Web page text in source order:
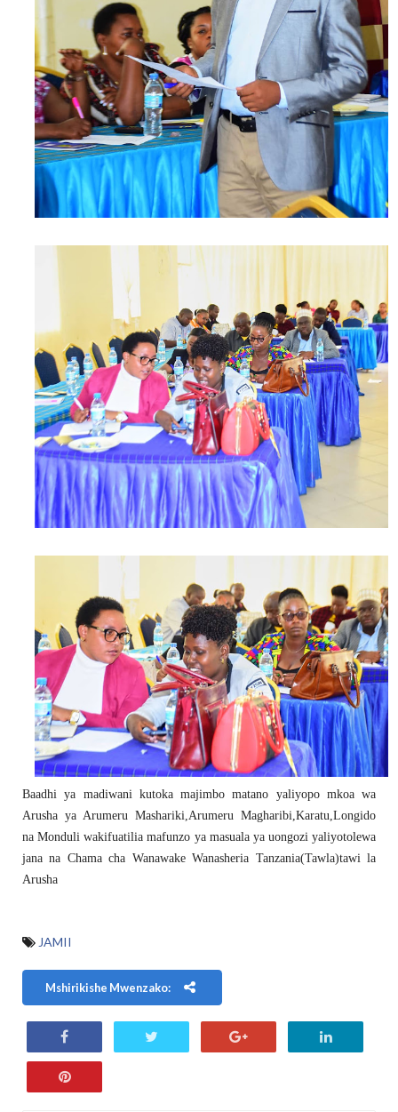
Baadhi ya madiwani kutoka majimbo matano yaliyopo mkoa wa
Arusha ya Arumeru Mashariki,Arumeru Magharibi,Karatu,Longido
na Monduli wakifuatilia mafunzo ya masuala ya uongozi yaliyotolewa
jana na Chama cha Wanawake Wanasheria Tanzania(Tawla)tawi la
Arusha
JAMII
Mshirikishe Mwenzako: